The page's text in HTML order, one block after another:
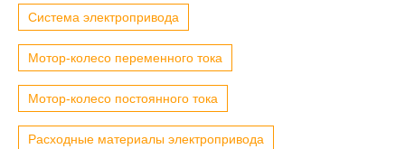
Система электропривода
Мотор-колесо переменного тока
Мотор-колесо постоянного тока
Расходные материалы электропривода